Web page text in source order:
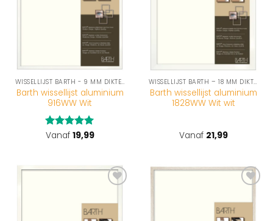
WISSELLIJST BARTH - 9 MM DIKTE (916-SERIE)
Barth wissellijst aluminium
916WW Wit
Gewaardeerd
Vanaf 19,99
WISSELLIJST BARTH – 18 MM DIKTE (1828-SERIE)
Barth wissellijst aluminium
1828WW Wit wit
Vanaf 21,99
aan
wenslijst
aan
wenslijst